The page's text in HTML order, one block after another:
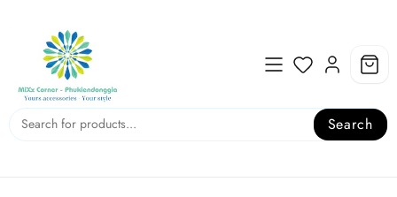
content
Search